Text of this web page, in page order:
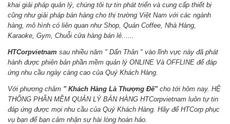
khai giải pháp quản lý, chúng tôi tự tin phát triển và cung cấp thiết bị
cũng như giải pháp bán hàng cho thị trường Việt Nam với các ngành
hàng, mô hình có liên quan như Shop, Quán Coffee, Nhà Hàng,
Karaoke, Gym, Chuỗi cửa hàng bán lẻ......
HTCorpvietnam sau nhiều năm " Dấn Thân " vào lĩnh vực này đã phát
hành được phiên bản phần mềm quản lý ONLINE Và OFFLINE để đáp
ứng nhu cầu ngày càng cao của Quý Khách Hàng.
Với phương châm " Khách Hàng Là Thượng Đế"cho tới hôm nay. HỆ
THỐNG PHẦN MỀM QUẢN LÝ BÁN HÀNG HTCorpvietnam luôn tự tin
đáp ứng được mọi nhu cầu của Quý Khách Hàng. Hãy để HTCorp phục
vụ bạn để bạn cảm nhận sự hài lòng hoàn hảo.